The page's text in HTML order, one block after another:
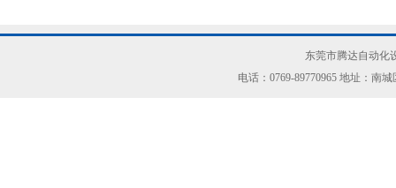
东莞市腾达自动化
电话：0769-89770965 地址：南